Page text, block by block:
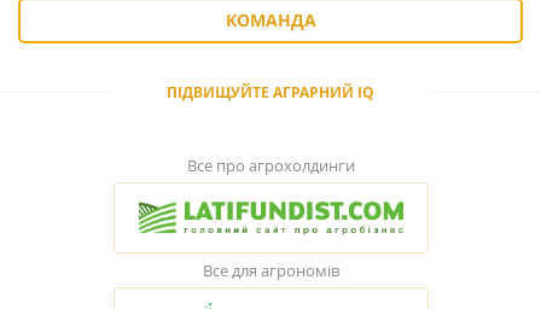
КОМАНДА
ПІДВИЩУЙТЕ АГРАРНИЙ IQ
Все про агрохолдинги
Все для агрономів